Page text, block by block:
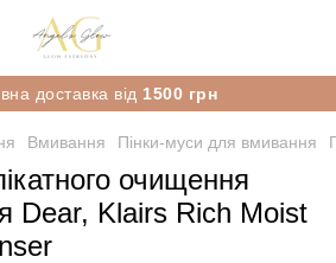
доставка від 1500 грн
Вмивання Пінки-муси для вмивання
очищення
Dear, Klairs Rich Moist